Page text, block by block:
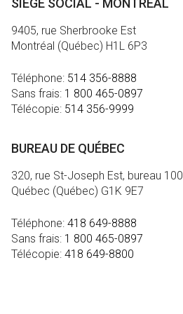
SIÈGE SOCIAL - MONTRÉAL
9405, rue Sherbrooke Est
Montréal (Québec) H1L 6P3
Téléphone: 514 356-8888
Sans frais: 1 800 465-0897
Télécopie: 514 356-9999
BUREAU DE QUÉBEC
320, rue St-Joseph Est, bureau 100
Québec (Québec) G1K 9E7
Téléphone: 418 649-8888
Sans frais: 1 800 465-0897
Télécopie: 418 649-8800